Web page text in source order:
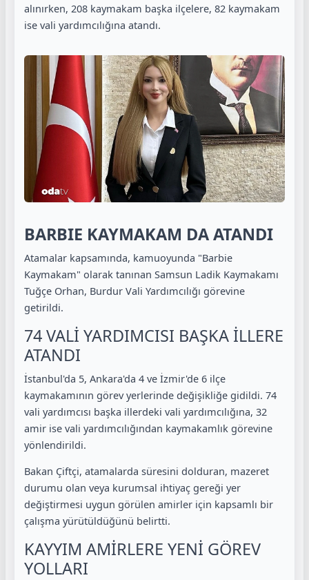
alınırken, 208 kaymakam başka ilçelere, 82 kaymakam
ise vali yardımcılığına atandı.
BARBIE KAYMAKAM DA ATANDI
Atamalar kapsamında, kamuoyunda "Barbie
Kaymakam" olarak tanınan Samsun Ladik Kaymakamı
Tuğçe Orhan, Burdur Vali Yardımcılığı görevine
getirildi.
74 VALİ YARDIMCISI BAŞKA İLLERE
ATANDI
İstanbul'da 5, Ankara'da 4 ve İzmir'de 6 ilçe
kaymakamının görev yerlerinde değişikliğe gidildi. 74
vali yardımcısı başka illerdeki vali yardımcılığına, 32
amir ise vali yardımcılığından kaymakamlık görevine
yönlendirildi.
Bakan Çiftçi, atamalarda süresini dolduran, mazeret
durumu olan veya kurumsal ihtiyaç gereği yer
değiştirmesi uygun görülen amirler için kapsamlı bir
çalışma yürütüldüğünü belirtti.
KAYYIM AMİRLERE YENİ GÖREV
YOLLARI